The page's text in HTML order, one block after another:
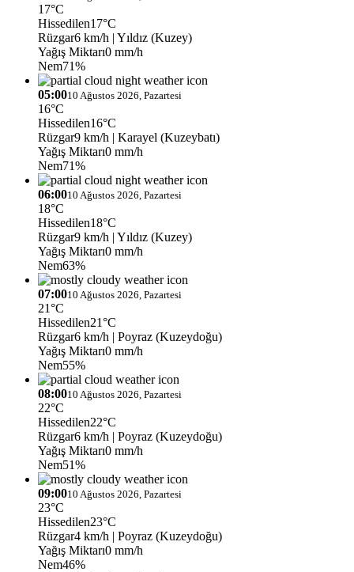
17°C
Hissedilen17°C
Rüzgar6 km/h | Yıldız (Kuzey)
Yağış Miktarı0 mm/h
Nem71%
05:0010 Ağustos 2026, Pazartesi
16°C
Hissedilen16°C
Rüzgar9 km/h | Karayel (Kuzeybatı)
Yağış Miktarı0 mm/h
Nem71%
06:0010 Ağustos 2026, Pazartesi
18°C
Hissedilen18°C
Rüzgar9 km/h | Yıldız (Kuzey)
Yağış Miktarı0 mm/h
Nem63%
07:0010 Ağustos 2026, Pazartesi
21°C
Hissedilen21°C
Rüzgar6 km/h | Poyraz (Kuzeydoğu)
Yağış Miktarı0 mm/h
Nem55%
08:0010 Ağustos 2026, Pazartesi
22°C
Hissedilen22°C
Rüzgar6 km/h | Poyraz (Kuzeydoğu)
Yağış Miktarı0 mm/h
Nem51%
09:0010 Ağustos 2026, Pazartesi
23°C
Hissedilen23°C
Rüzgar4 km/h | Poyraz (Kuzeydoğu)
Yağış Miktarı0 mm/h
Nem46%